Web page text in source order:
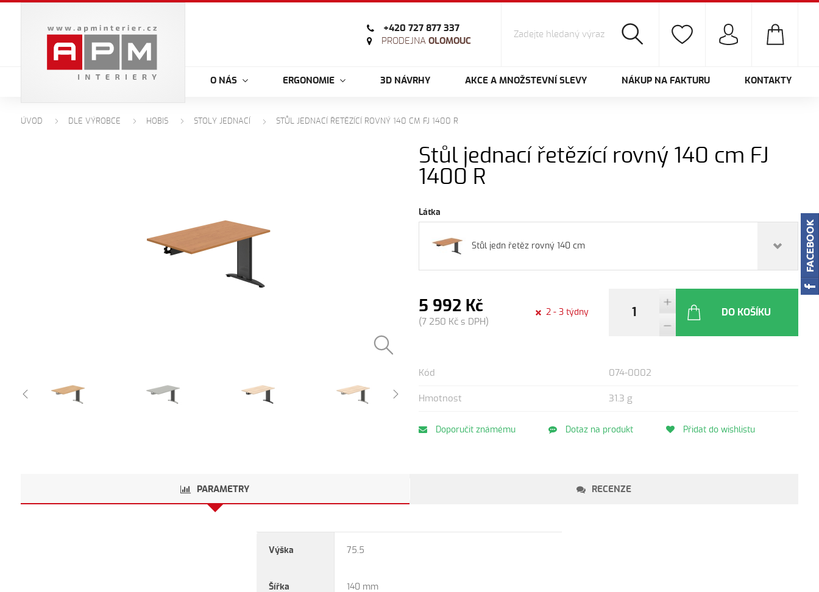
+420 727 877 337
PRODEJNA OLOMOUC
O NÁS ERGONOMIE 3D NÁVRHY AKCE A MNOŽSTEVNÍ SLEVY NÁKUP NA FAKTURU KONTAKTY
ÚVOD DLE VÝROBCE HOBIS STOLY JEDNACÍ STŮL JEDNACÍ ŘETĚZÍCÍ ROVNÝ 140 CM FJ 1400 R
Stůl jednací řetězící rovný 140 cm FJ
1400 R
Látka
Stůl jedn řetěz rovný 140 cm
5 992 Kč
(7 250 Kč s DPH)
2 - 3 týdny DO KOŠÍKU
Kód 074-0002
Hmotnost 31.3 g
Doporučit známému Dotaz na produkt Přidat do wishlistu
PARAMETRY RECENZE
Výška 75.5
Šířka 140 mm